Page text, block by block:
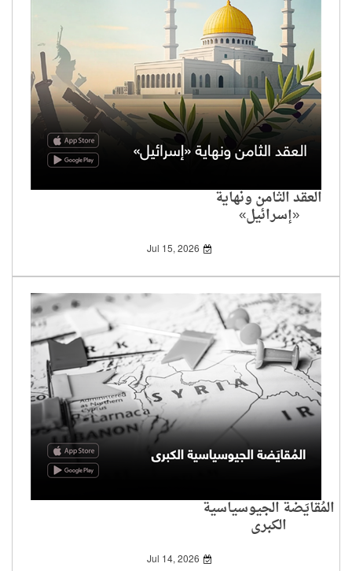
العقد الثامن ونهاية
«إسرائيل»
Jul 15, 2026
المُقايَضة الجيوسياسية
الكبرى
Jul 14, 2026